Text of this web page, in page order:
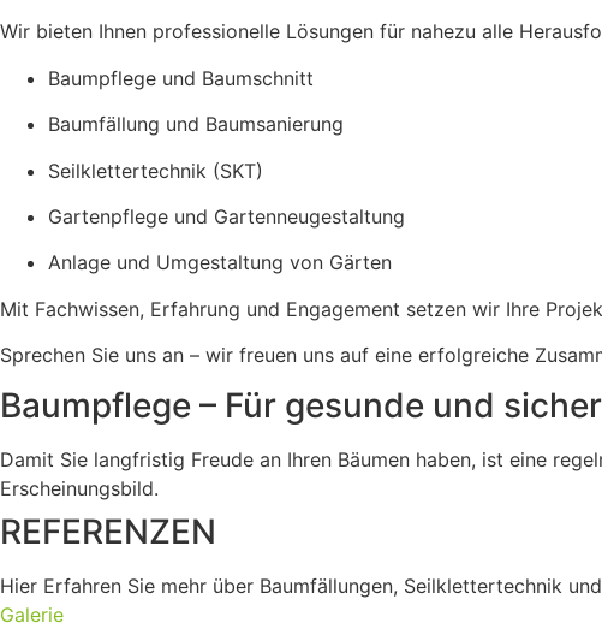
Wir bieten Ihnen professionelle Lösungen für nahezu alle
Baumpflege und Baumschnitt
Baumfällung und Baumsanierung
Seilklettertechnik (SKT)
Gartenpflege und Gartenneugestaltung
Anlage und Umgestaltung von Gärten
Mit Fachwissen, Erfahrung und Engagement setzen wir Ihre
Sprechen Sie uns an – wir freuen uns auf eine erfolgreiche
Baumpflege – Für gesunde und
Damit Sie langfristig Freude an Ihren Bäumen haben, ist eine
Erscheinungsbild.
REFERENZEN
Hier Erfahren Sie mehr über Baumfällungen, Seilklettertechnik
Galerie